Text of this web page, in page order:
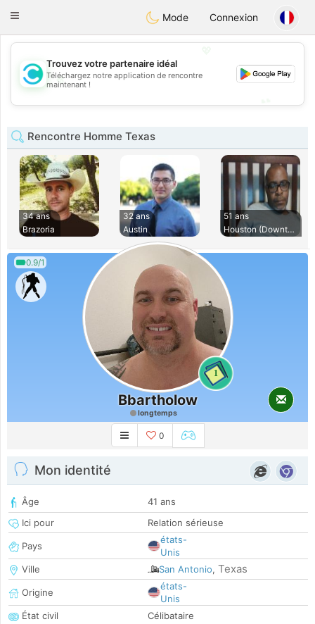
olombiaCitas
Toggle
Mode Connexion
💖
💕
Trouvez votre partenaire idéal
Téléchargez notre application de rencontre
maintenant !
Rencontre Homme Texas
34 ans
Brazoria
32 ans
Austin
51 ans
Houston (Downtown)
0.9/1
1
Bbartholow
longtemps
0
Mon identité
Âge
41 ans
Ici pour
Relation sérieuse
Pays
états-
Unis
Ville
San Antonio, Texas
Origine
états-
Unis
État civil
Célibataire